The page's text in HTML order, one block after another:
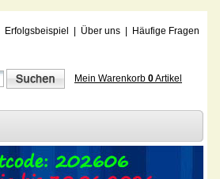
Erfolgsbeispiel Über uns Häufige Fragen
Mein Warenkorb 0Artikel